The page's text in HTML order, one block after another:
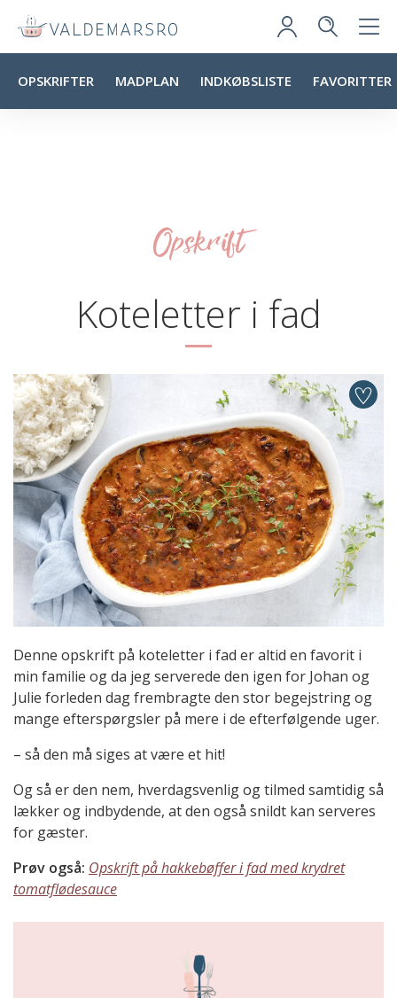
OPSKRIFTER MADPLAN INDKØBSLISTE FAVORITTER
Opskrift
Koteletter i fad
Denne opskrift på koteletter i fad er altid en favorit i
min familie og da jeg serverede den igen for Johan og
Julie forleden dag frembragte den stor begejstring og
mange efterspørgsler på mere i de efterfølgende uger.
– så den må siges at være et hit!
Og så er den nem, hverdagsvenlig og tilmed samtidig så
lækker og indbydende, at den også snildt kan serveres
for gæster.
Prøv også: Opskrift på hakkebøffer i fad med krydret
tomatflødesauce